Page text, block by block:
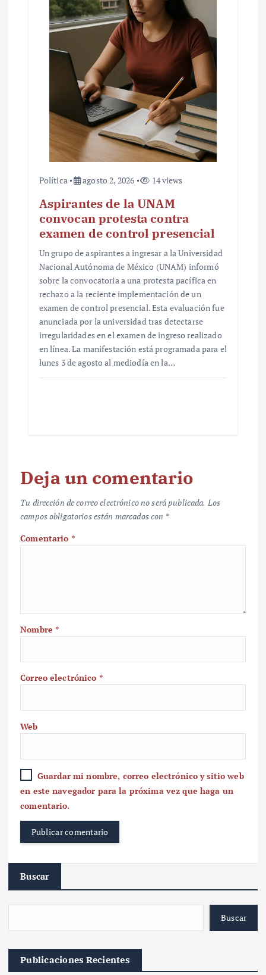
Política agosto 2, 2026 14 views
Aspirantes de la UNAM
convocan protesta contra
examen de control presencial
Un grupo de aspirantes a ingresar a la Universidad
Nacional Autónoma de México (UNAM) informó
sobre la convocatoria a una protesta pacífica en
rechazo a la reciente implementación de un
examen de control presencial. Esta evaluación fue
anunciada por la universidad tras detectarse
irregularidades en el examen de ingreso realizado
en línea. La manifestación está programada para el
lunes 3 de agosto al mediodía en la…
Deja un comentario
Tu dirección de correo electrónico no será publicada. Los
campos obligatorios están marcados con *
Comentario *
Nombre*
Correo electrónico *
Web
Guardar mi nombre, correo electrónico y sitio web
en este navegador para la próxima vez que haga un
comentario.
Buscar
Buscar
Publicaciones Recientes